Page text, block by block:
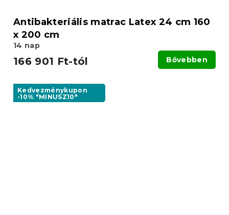
Antibakteriális matrac Latex 24 cm 160
x 200 cm
14 nap
166 901 Ft-tól Bővebben
Kedvezménykupon
-10% "MINUSZ10"